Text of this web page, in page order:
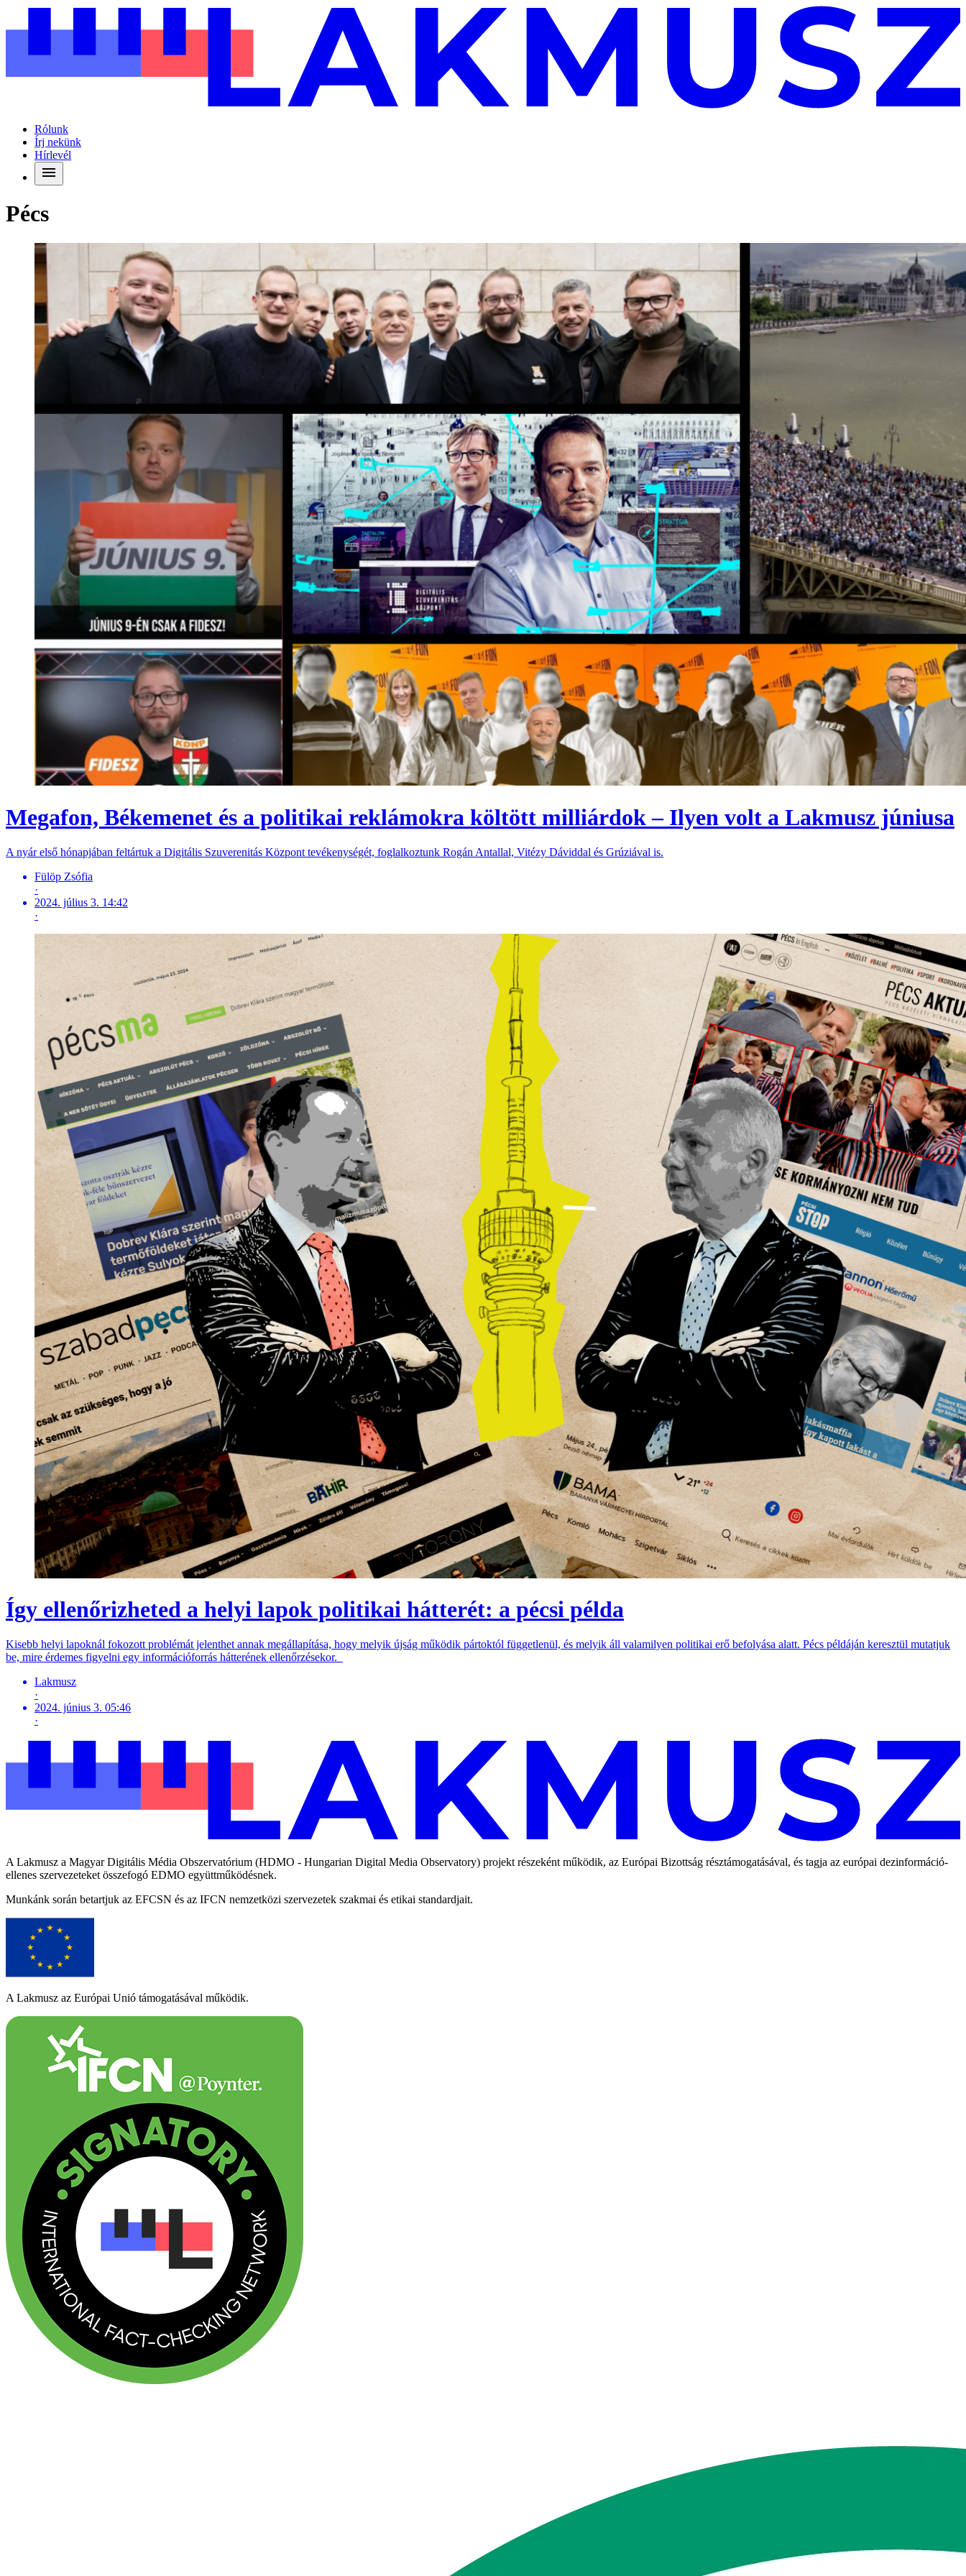
Rólunk
Írj nekünk
Hírlevél
Pécs
Megafon, Békemenet és a politikai reklámokra költött milliárdok – Ilyen volt a Lakmusz júniusa
A nyár első hónapjában feltártuk a Digitális Szuverenitás Központ tevékenységét, foglalkoztunk Rogán Antallal, Vitézy Dáviddal és Grúziával is.
Fülöp Zsófia
·
2024. július 3. 14:42
·
Így ellenőrizheted a helyi lapok politikai hátterét: a pécsi példa
Kisebb helyi lapoknál fokozott problémát jelenthet annak megállapítása, hogy melyik újság működik pártoktól függetlenül, és melyik áll valamilyen politikai erő befolyása alatt. Pécs példáján keresztül mutatjuk
be, mire érdemes figyelni egy információforrás hátterének ellenőrzésekor. ​​​​​​​
Lakmusz
·
2024. június 3. 05:46
·
A Lakmusz a Magyar Digitális Média Obszervatórium (HDMO - Hungarian Digital Media Observatory) projekt részeként működik, az Európai Bizottság résztámogatásával, és tagja az európai dezinformáció-
ellenes szervezeteket összefogó EDMO együttműködésnek.
Munkánk során betartjuk az EFCSN és az IFCN nemzetközi szervezetek szakmai és etikai standardjait.
A Lakmusz az Európai Unió támogatásával működik.